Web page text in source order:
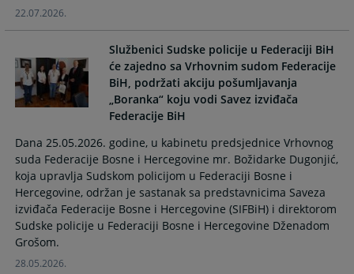
a
Press
the
question
mark
to
get
the
keyboard
shortcuts
for
changing
dates.
Press
the
question
mark
key
to
get
the
keyboard
shortcuts
for
22.07.2026.
Službenici Sudske policije u Federaciji BiH
će zajedno sa Vrhovnim sudom Federacije
BiH, podržati akciju pošumljavanja
„Boranka“ koju vodi Savez izviđača
Federacije BiH
Dana 25.05.2026. godine, u kabinetu predsjednice Vrhovnog
suda Federacije Bosne i Hercegovine mr. Božidarke Dugonjić,
koja upravlja Sudskom policijom u Federaciji Bosne i
Hercegovine, održan je sastanak sa predstavnicima Saveza
izviđača Federacije Bosne i Hercegovine (SIFBiH) i direktorom
Sudske policije u Federaciji Bosne i Hercegovine Dženadom
Grošom.
28.05.2026.